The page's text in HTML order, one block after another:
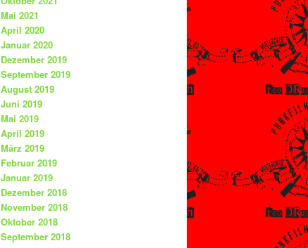
Mai 2021
April 2020
Januar 2020
Dezember 2019
September 2019
August 2019
Juni 2019
Mai 2019
April 2019
März 2019
Februar 2019
Januar 2019
Dezember 2018
November 2018
Oktober 2018
September 2018